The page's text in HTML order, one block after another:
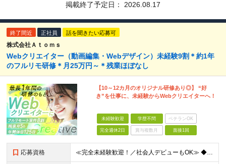
掲載終了予定日： 2026.08.17
終了間近 正社員 話を聞きたい応募可
株式会社Ａｔｏｍｓ
Webクリエイター（動画編集・Webデザイン）未経験9割＊約1年
のフルリモ研修＊月25万円～＊残業ほぼなし
【10～12カ月のオリジナル研修あり◎】 “好
き”を仕事に、未経験からWebクリエイターへ！
未経験歓迎 学歴不問 ベテランOK
完全週休2日 賞与複数月 面接1回
応募資格 ≪完全未経験歓迎！／社会人デビューもOK≫ ◆第二新卒OK ◆学歴不問 意欲・人柄重視の採用ですので ぜひ気軽にご応募ください♪ ～このような方にオススメです～ ◆クリエイティブな仕事がしたい ◆